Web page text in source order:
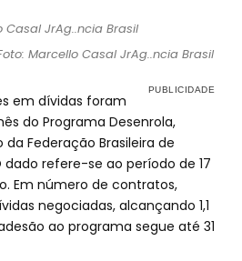
Marcello Casal JrAg..ncia Brasil
em dívidas foram
do Programa Desenrola,
Federação Brasileira de
dado refere-se ao período de 17
Em número de contratos,
negociadas, alcançando 1,1
ao programa segue até 31